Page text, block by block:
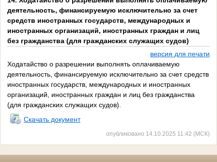
деятельность, финансируемую исключительно за счет
средств иностранных государств, международных и
иностранных организаций, иностранных граждан и лиц
без гражданства (для гражданских служащих судов)
версия для печати
Ходатайство о разрешении выполнять оплачиваемую
деятельность, финансируемую исключительно за счет средств
иностранных государств, международных и иностранных
организаций, иностранных граждан и лиц без гражданства
(для гражданских служащих судов).
Скачать документ
опубликовано 14.10.2025 11:42 (МСК)